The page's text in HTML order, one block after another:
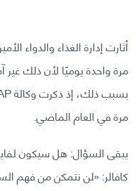
أثارت إدارة الغذاء والدواء
مرة واحدة يوميًا لأن ذلك
مرة في العام الماضي.
يبقى السؤال: هل سيكون
كافالر: «لن نتمكن من فهم